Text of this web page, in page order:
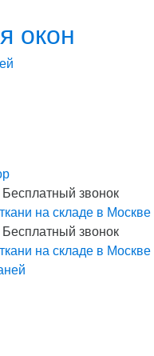
окон
Бесплатный звонок
на складе в Москве
Бесплатный звонок
на складе в Москве